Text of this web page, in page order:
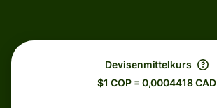
Devisenmittelkurs
$1 COP = 0,0004418 CAD